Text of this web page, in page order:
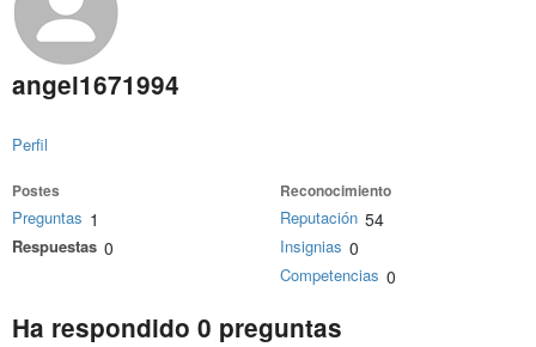
angel1671994
Perfil
Postes
Preguntas 1
Respuestas 0
Reconocimiento
Reputación 54
Insignias 0
Competencias 0
Ha respondido 0 preguntas